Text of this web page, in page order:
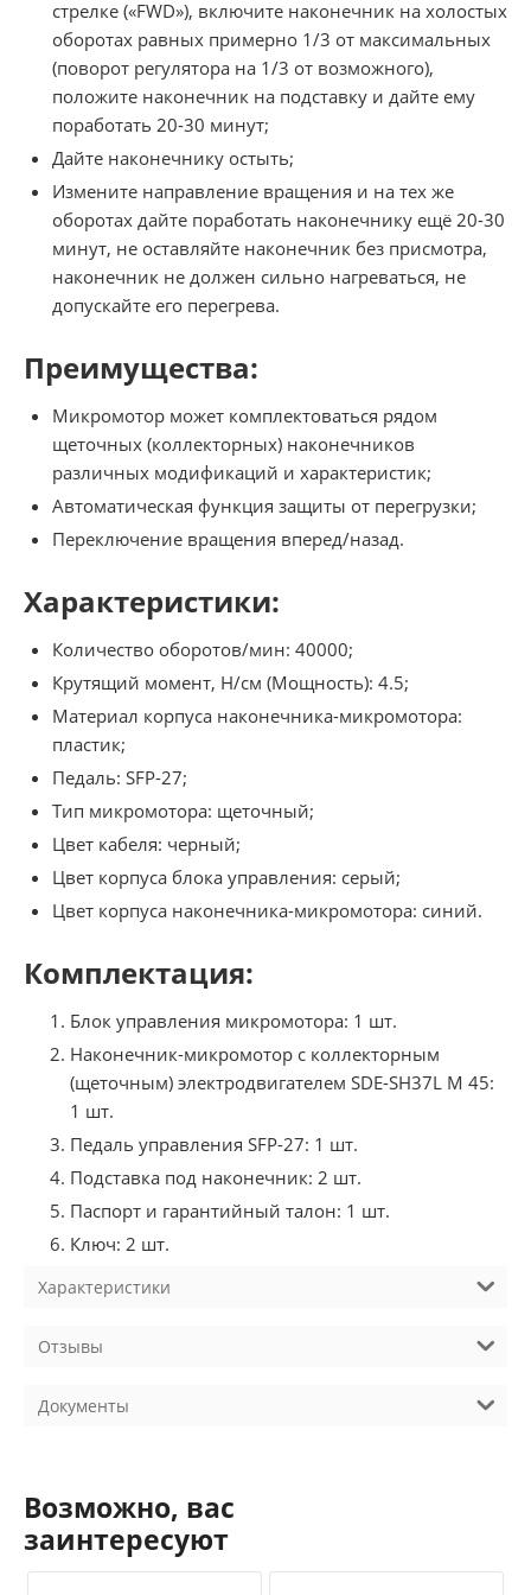
стрелке («FWD»), включите наконечник на холостых
оборотах равных примерно 1/3 от максимальных
(поворот регулятора на 1/3 от возможного),
положите наконечник на подставку и дайте ему
поработать 20-30 минут;
Дайте наконечнику остыть;
Измените направление вращения и на тех же
оборотах дайте поработать наконечнику ещё 20-30
минут, не оставляйте наконечник без присмотра,
наконечник не должен сильно нагреваться, не
допускайте его перегрева.
Преимущества:
Микромотор может комплектоваться рядом
щеточных (коллекторных) наконечников
различных модификаций и характеристик;
Автоматическая функция защиты от перегрузки;
Переключение вращения вперед/назад.
Характеристики:
Количество оборотов/мин: 40000;
Крутящий момент, Н/см (Мощность): 4.5;
Материал корпуса наконечника-микромотора:
пластик;
Педаль: SFP-27;
Тип микромотора: щеточный;
Цвет кабеля: черный;
Цвет корпуса блока управления: серый;
Цвет корпуса наконечника-микромотора: синий.
Комплектация:
Блок управления микромотора: 1 шт.
Наконечник-микромотор с коллекторным
(щеточным) электродвигателем SDE-SH37L М 45:
1 шт.
Педаль управления SFP-27: 1 шт.
Подставка под наконечник: 2 шт.
Паспорт и гарантийный талон: 1 шт.
Ключ: 2 шт.
Характеристики
Отзывы
Документы
Возможно, вас
заинтересуют